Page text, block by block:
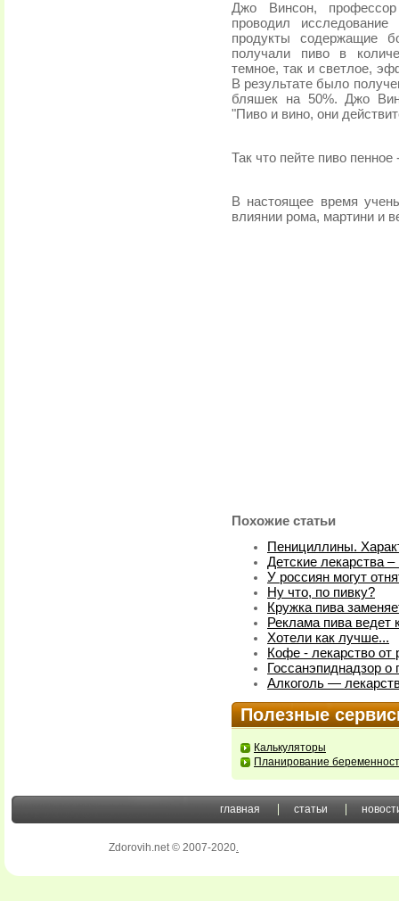
Джо Винсон,
проводил
продукты содержащие
получали пиво в
темное, так и светлое,
В результате было
бляшек на 50%. Джо
"Пиво и вино, они
Так что пейте пиво
В настоящее время
влиянии рома, мартини и
Похожие статьи
Пенициллины.
Детские лекарства
У россиян могут
Ну что, по пивку?
Кружка пива
Реклама пива ведет
Хотели как лучше...
Кофе - лекарство от
Госсанэпиднадзор
Алкоголь —
Полезные
Калькуляторы
Планирование
главная статьи
Zdorovih.net © 2007-2020